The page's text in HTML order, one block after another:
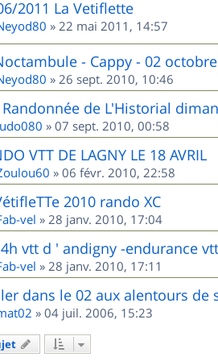
2011 La Vetiflette
» 22 mai 2011, 14:57
- Cappy - 02
» 26 sept. 2010, 10:46
Randonnée de L'Historial
» 07 sept. 2010, 00:58
VTT DE LAGNY LE 18 AVRIL
» 06 févr. 2010, 22:58
2010 rando XC
vel » 28 janv. 2010, 17:04
vtt d ' andigny -endurance
vel » 28 janv. 2010, 17:11
dans le 02 aux alentours de
» 04 juil. 2006, 15:23